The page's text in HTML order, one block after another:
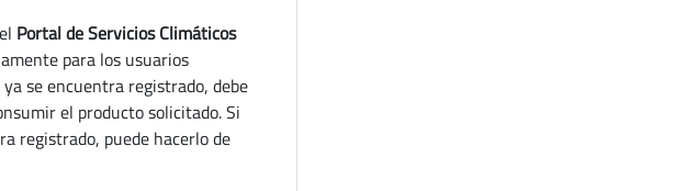
Portal de Servicios Climáticos
para los usuarios
se encuentra registrado, debe
el producto solicitado. Si
registrado, puede hacerlo de